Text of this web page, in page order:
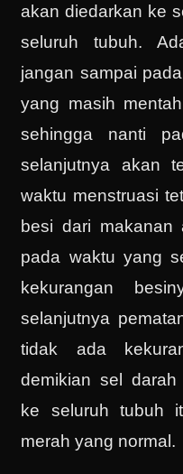
akan diedarkan ke
seluruh tubuh.
jangan sampai
yang masih
sehingga nanti
selanjutnya akan
waktu menstruasi
besi dari makanan
pada waktu yang
kekurangan
selanjutnya
tidak ada
demikian sel
ke seluruh tubuh
merah yang normal.